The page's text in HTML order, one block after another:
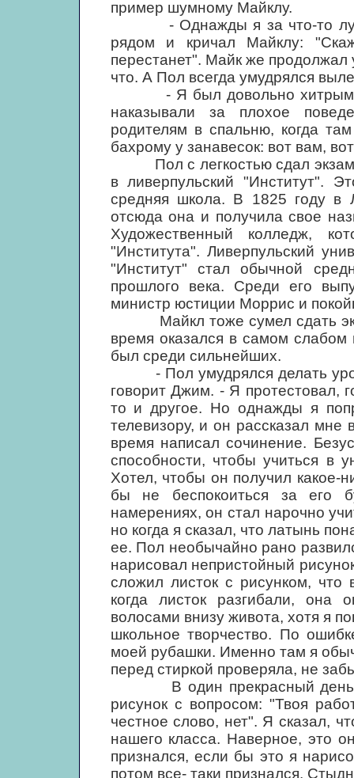
пример шумному Майклу.
- Однажды я за что-то
рядом и кричал Майклу:
перестанет". Майк же
что. А Пол всегда умудрялся
- Я был довольно хитрым, -
наказывали за плохое
родителям в спальню, когда
бахрому у занавесок: вот вам,
Пол с легкостью сдал
в ливерпульский "Институт".
средняя школа. В 1825 году в
отсюда она и получила свое
Художественный колледж,
"Института". Ливерпульский
"Институт" стал обычной
прошлого века. Среди его
министр юстиции Моррис и
Майкл тоже сумел сдать
время оказался в самом слабом
был среди сильнейших.
- Пол умудрялся делать
говорит Джим. - Я протестовал,
то и другое. Но однажды я
телевизору, и он рассказал мне
время написал сочинение.
способности, чтобы учиться в
Хотел, чтобы он получил какое-
бы не беспокоиться за его
намерениях, он стал нарочно
но когда я сказал, что латынь
ее. Пол необычайно рано
нарисовал непристойный
сложил листок с рисунком,
когда листок разгибали, она
волосами внизу живота, хотя я
школьное творчество. По
моей рубашки. Именно там я
перед стиркой проверяла, не
В один прекрасный день я
рисунок с вопросом: "Твоя
честное слово, нет". Я сказал,
нашего класса. Наверное, это
признался, если бы это я
потом все- таки признался.